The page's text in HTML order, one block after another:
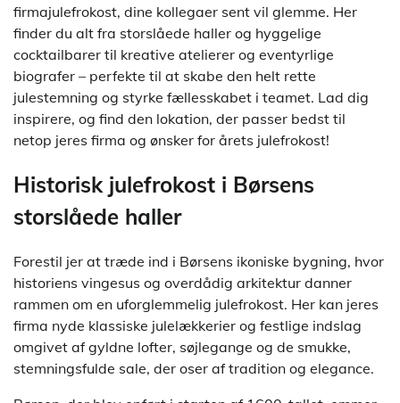
firmajulefrokost, dine kollegaer sent vil glemme. Her
finder du alt fra storslåede haller og hyggelige
cocktailbarer til kreative atelierer og eventyrlige
biografer – perfekte til at skabe den helt rette
julestemning og styrke fællesskabet i teamet. Lad dig
inspirere, og find den lokation, der passer bedst til
netop jeres firma og ønsker for årets julefrokost!
Historisk julefrokost i Børsens
storslåede haller
Forestil jer at træde ind i Børsens ikoniske bygning, hvor
historiens vingesus og overdådig arkitektur danner
rammen om en uforglemmelig julefrokost. Her kan jeres
firma nyde klassiske julelækkerier og festlige indslag
omgivet af gyldne lofter, søjlegange og de smukke,
stemningsfulde sale, der oser af tradition og elegance.